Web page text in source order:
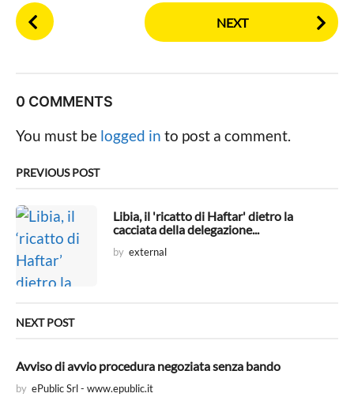
P
o
P
a
g
n
t
i
o
n
NEXT
0 COMMENTS
You must be logged in to post a comment.
PREVIOUS POST
Libia, il 'ricatto di Haftar' dietro la
cacciata della delegazione...
by external
NEXT POST
Avviso di avvio procedura negoziata senza bando
by ePublic Srl - www.epublic.it